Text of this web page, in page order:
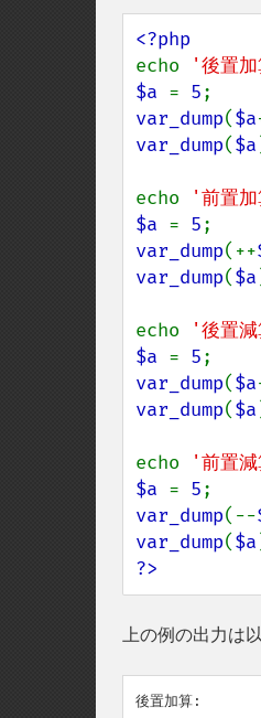
echo
'後置
$a = 5
var_dump($a
var_dump($a
echo '前置
$a = 5
var_dump(++
var_dump($a
echo '後置
$a = 5
var_dump($a
var_dump($a
echo '前置
$a = 5
var_dump(--
var_dump($a
?>
上の例の出力は
後置加算: